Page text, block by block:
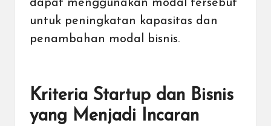
dapat menggunakan modal tersebut
untuk peningkatan kapasitas dan
penambahan modal bisnis.
Kriteria Startup dan Bisnis
yang Menjadi Incaran